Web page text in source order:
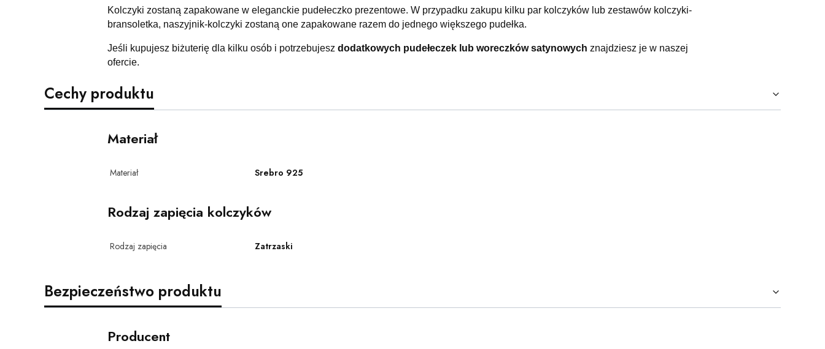
Kolczyki zostaną zapakowane w eleganckie pudełeczko prezentowe. W przypadku zakupu kilku par kolczyków lub zestawów kolczyki-
bransoletka, naszyjnik-kolczyki zostaną one zapakowane razem do jednego większego pudełka.
Jeśli kupujesz biżuterię dla kilku osób i potrzebujesz dodatkowych pudełeczek lub woreczków satynowych znajdziesz je w naszej
ofercie.
Cechy produktu
Materiał
Materiał Srebro 925
Rodzaj zapięcia kolczyków
Rodzaj zapięcia Zatrzaski
Bezpieczeństwo produktu
Producent